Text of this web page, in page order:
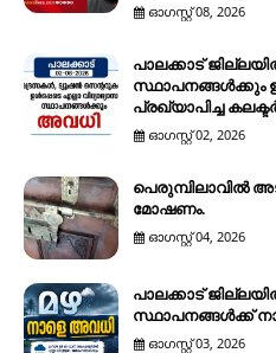
ഓഗസ്റ്റ് 08, 2026
പാലക്കാട്
സ്ഥാപനങ്ങൾക്കും
പ്രഖ്യാപിച്ച
ഓഗസ്റ്റ് 02, 2026
പെരുമ്പിലാവിൽ
മോഷണം.
ഓഗസ്റ്റ് 04, 2026
പാലക്കാട്
സ്ഥാപനങ്ങൾക്ക്
ഓഗസ്റ്റ് 03, 2026